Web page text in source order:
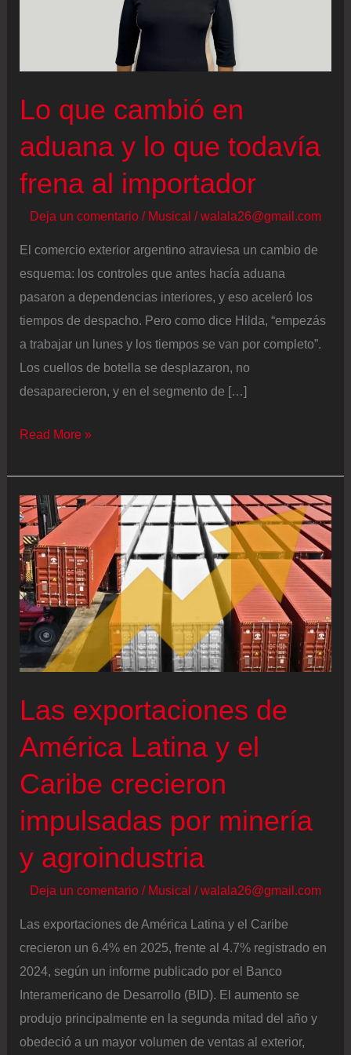
Lo que cambió en
aduana y lo que todavía
frena al importador
Deja un comentario / Musical /walala26@gmail.com
El comercio exterior argentino atraviesa un cambio de
esquema: los controles que antes hacía aduana
pasaron a dependencias interiores, y eso aceleró los
tiempos de despacho. Pero como dice Hilda, “empezás
a trabajar un lunes y los tiempos se van por completo”.
Los cuellos de botella se desplazaron, no
desaparecieron, y en el segmento de […]
Lo
cambió
en
aduana
y
lo
que
todavía
frena
al
Read More »
Las exportaciones de
América Latina y el
Caribe crecieron
impulsadas por minería
y agroindustria
Deja un comentario / Musical /walala26@gmail.com
Las exportaciones de América Latina y el Caribe
crecieron un 6.4% en 2025, frente al 4.7% registrado en
2024, según un informe publicado por el Banco
Interamericano de Desarrollo (BID). El aumento se
produjo principalmente en la segunda mitad del año y
obedeció a un mayor volumen de ventas al exterior,